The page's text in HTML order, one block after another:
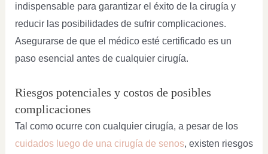
indispensable para garantizar el éxito de la cirugía y
reducir las posibilidades de sufrir complicaciones.
Asegurarse de que el médico esté certificado es un
paso esencial antes de cualquier cirugía.
Riesgos potenciales y costos de posibles
complicaciones
Tal como ocurre con cualquier cirugía, a pesar de los
cuidados luego de una cirugía de senos, existen riesgos